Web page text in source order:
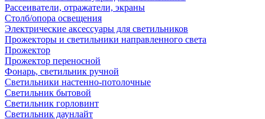
Рассеиватели, отражатели, экраны
Столб/опора освещения
Электрические аксессуары для светильников
Прожекторы и светильники направленного света
Прожектор
Прожектор переносной
Фонарь, светильник ручной
Светильники настенно-потолочные
Светильник бытовой
Светильник горловинт
Светильник даунлайт